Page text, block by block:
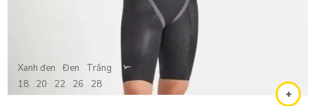
Xanh đen Đen
Trắng
18
20 22 26 28